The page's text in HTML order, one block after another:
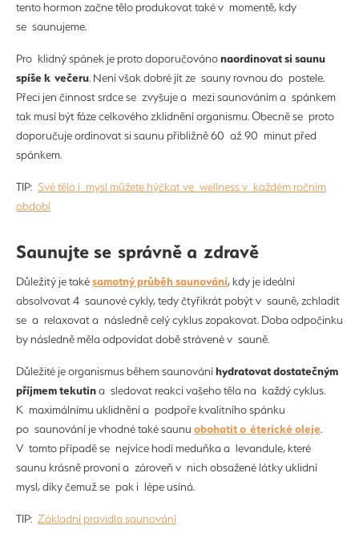
tento hormon začne tělo produkovat také v momentě, kdy
se saunujeme.
Pro klidný spánek je proto doporučovánonaordinovat si saunu
spíše k večeru. Není však dobré jít ze sauny rovnou do postele.
Přeci jen činnost srdce se zvyšuje a mezi saunováním a spánkem
tak musí být fáze celkového zklidnění organismu. Obecně se proto
doporučuje ordinovat si saunu přibližně 60 až 90 minut před
spánkem.
TIP: Své tělo i mysl můžete hýčkat ve wellness v každém ročním
období
Saunujte se správně a zdravě
Důležitý je takésamotný průběh saunování, kdy je ideální
absolvovat 4 saunové cykly, tedy čtyřikrát pobýt v sauně, zchladit
se a relaxovat a následně celý cyklus zopakovat. Doba odpočinku
by následně měla odpovídat době strávené v sauně.
Důležité je organismus během saunováníhydratovat dostatečným
příjmem tekutina sledovat reakci vašeho těla na každý cyklus.
K maximálnímu uklidnění a podpoře kvalitního spánku
po saunování je vhodné také saunu obohatit o éterické oleje.
V tomto případě se nejvíce hodí meduňka a levandule, které
saunu krásně provoní a zároveň v nich obsažené látky uklidní
mysl, díky čemuž se pak i lépe usíná.
TIP: Základní pravidla saunování